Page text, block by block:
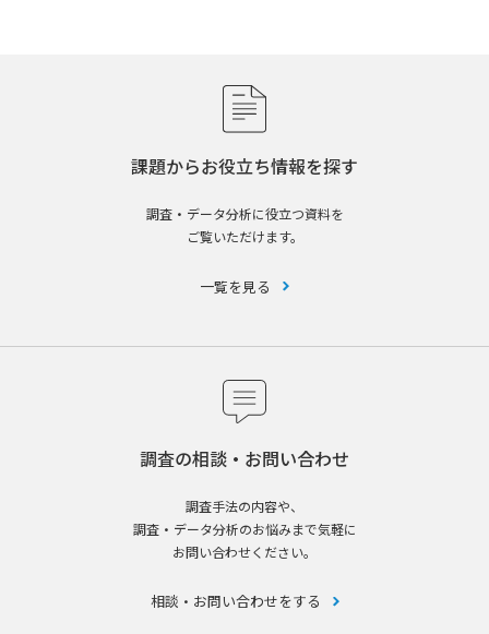
課題からお役立ち情報を探す
調査・データ分析に役立つ資料を
ご覧いただけます。
一覧を見る
調査の相談・お問い合わせ
調査手法の内容や、
調査・データ分析のお悩みまで気軽に
お問い合わせください。
相談・お問い合わせをする